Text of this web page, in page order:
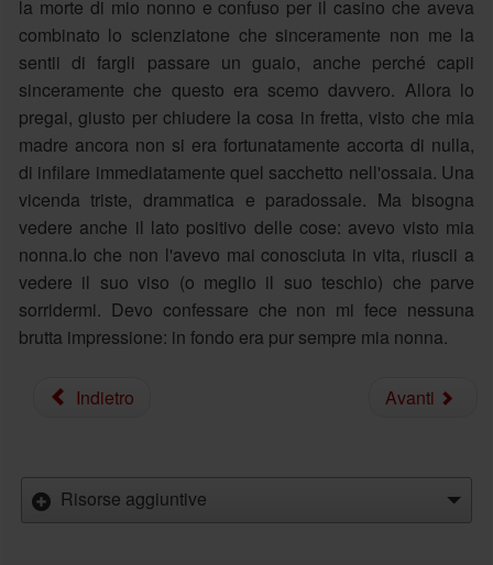
la morte di mio nonno e confuso per il casino che aveva
combinato lo scienziatone che sinceramente non me la
sentii di fargli passare un guaio, anche perché capii
sinceramente che questo era scemo davvero. Allora lo
pregai, giusto per chiudere la cosa in fretta, visto che mia
madre ancora non si era fortunatamente accorta di nulla,
di infilare immediatamente quel sacchetto nell'ossaia. Una
vicenda triste, drammatica e paradossale. Ma bisogna
vedere anche il lato positivo delle cose: avevo visto mia
nonna.Io che non l'avevo mai conosciuta in vita, riuscii a
vedere il suo viso (o meglio il suo teschio) che parve
sorridermi. Devo confessare che non mi fece nessuna
brutta impressione: in fondo era pur sempre mia nonna.
Indietro Avanti
Risorse aggiuntive